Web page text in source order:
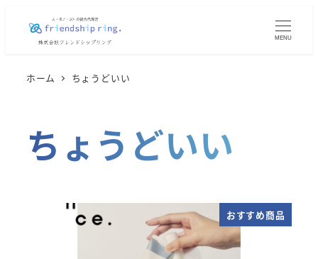
MENU
ホーム ちょうどいい
ちょうどいい
おすすめ商品